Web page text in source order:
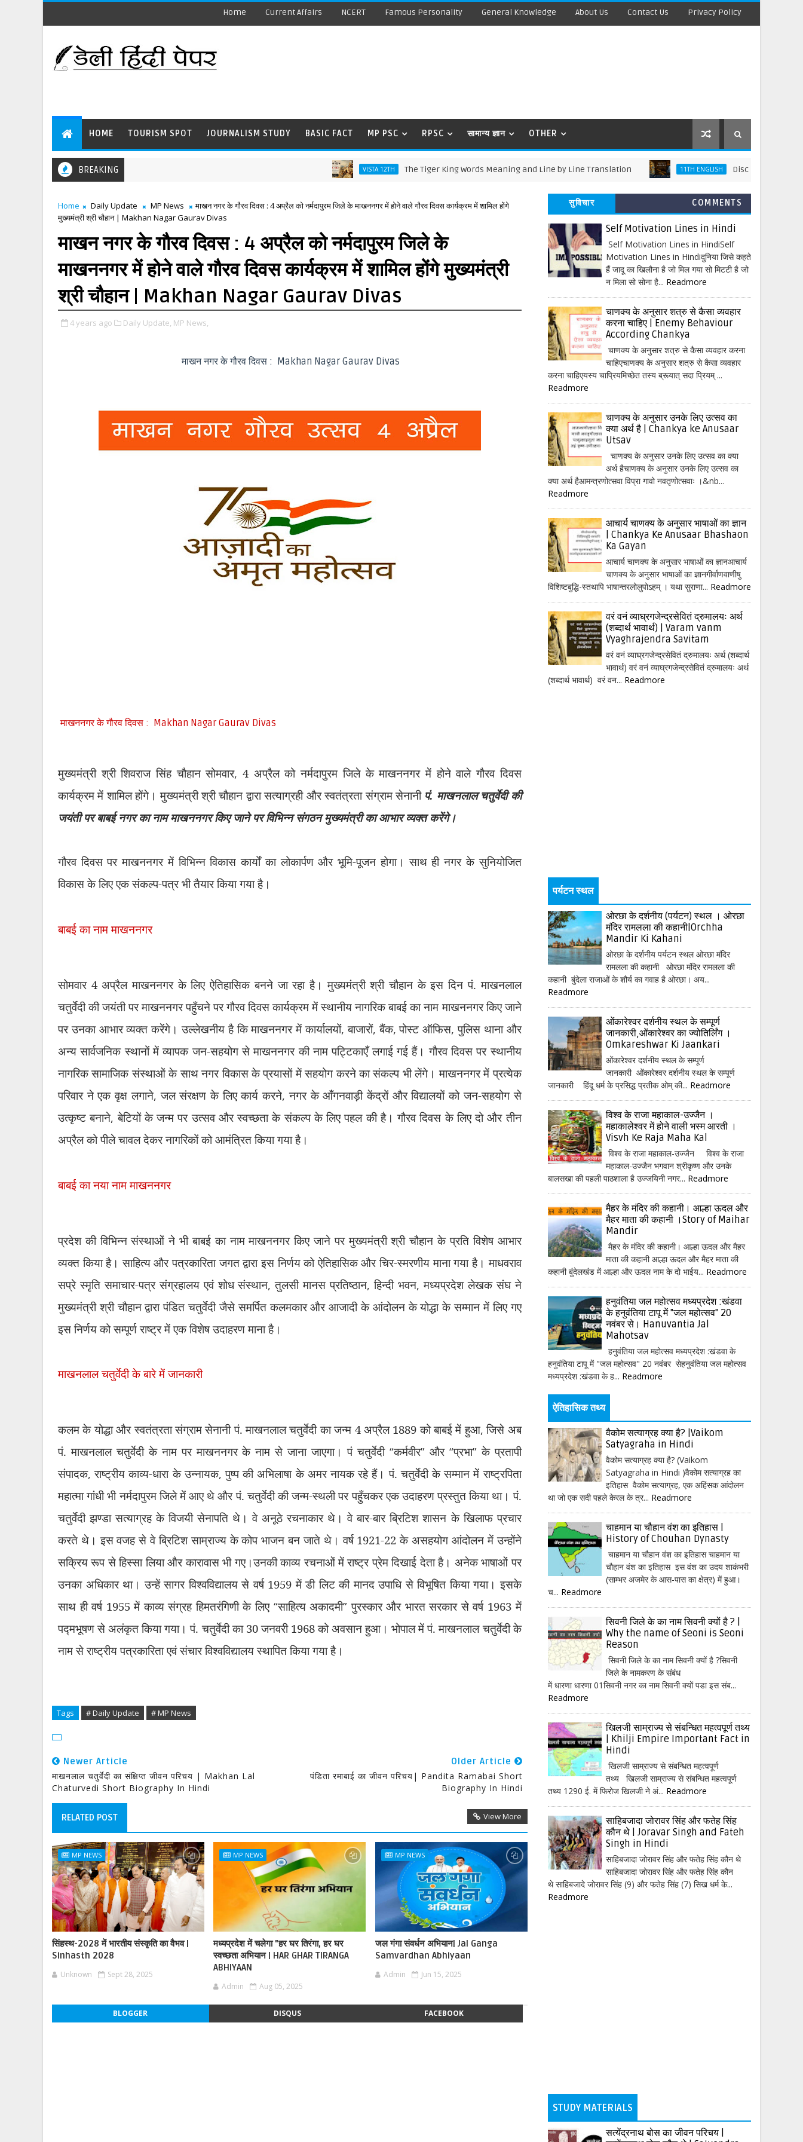
Home Current Affairs NCERT Famous Personality General Knowledge About Us Contact Us Privacy Policy
HOME TOURISM SPOT JOURNALISM STUDY BASIC FACT MP PSC RPSC सामान्य ज्ञान OTHER
BREAKING VISTA 12TH The Tiger King Words Meaning and Line by Line Translation 11TH ENGLISH Discovering Tut: The
Home Daily Update MP News
माखन नगर के गौरव दिवस : 4 अप्रैल को नर्मदापुरम जिले के माखननगर में होने वाले गौरव दिवस कार्यक्रम में शामिल होंगे
मुख्यमंत्री श्री चौहान | Makhan Nagar Gaurav Divas
माखन नगर के गौरव दिवस : 4 अप्रैल को नर्मदापुरम जिले के
माखननगर में होने वाले गौरव दिवस कार्यक्रम में शामिल होंगे मुख्यमंत्री
श्री चौहान | Makhan Nagar Gaurav Divas
4 years ago Daily Update, MP News,
माखन नगर के गौरव दिवस : Makhan Nagar Gaurav Divas
माखननगर के गौरव दिवस : Makhan Nagar Gaurav Divas
मुख्यमंत्री श्री शिवराज सिंह चौहान सोमवार,4 अप्रैल को नर्मदापुरम जिले के माखननगर में होने वाले गौरव दिवस
कार्यक्रम में शामिल होंगे। मुख्यमंत्री श्री चौहान द्वारा सत्याग्रही और स्वतंत्रता संग्राम सेनानी पं. माखनलाल चतुर्वेदी की
जयंती पर बाबई नगर का नाम माखननगर किए जाने पर विभिन्न संगठन मुख्यमंत्री का आभार व्यक्त करेंगे।
गौरव दिवस पर माखननगर में विभिन्न विकास कार्यों का लोकार्पण और भूमि-पूजन होगा। साथ ही नगर के सुनियोजित
विकास के लिए एक संकल्प-पत्र भी तैयार किया गया है।
बाबई का नाम माखननगर
सोमवार 4 अप्रैल माखननगर के लिए ऐतिहासिक बनने जा रहा है। मुख्यमंत्री श्री चौहान के इस दिन पं. माखनलाल
चतुर्वेदी की जयंती पर माखननगर पहुँचने पर गौरव दिवस कार्यक्रम में स्थानीय नागरिक बाबई का नाम माखननगर किए जाने
पर उनका आभार व्यक्त करेंगे। उल्लेखनीय है कि माखननगर में कार्यालयों,बाजारों,बैंक,पोस्ट ऑफिस,पुलिस थाना और
अन्य सार्वजनिक स्थानों में व्यापक जन-सहयोग से माखननगर की नाम पट्टिकाएँ लगाई गई हैं। गौरव दिवस पर स्थानीय
नागरिक सामाजिक संस्थाओं के साथ नगर विकास के प्रयासों में सहयोग करने का संकल्प भी लेंगे। माखननगर में प्रत्येक
परिवार ने एक वृक्ष लगाने,जल संरक्षण के लिए कार्य करने,नगर के आँगनवाड़ी केंद्रों और विद्यालयों को जन-सहयोग से
उत्कृष्ट बनाने,बेटियों के जन्म पर उत्सव और स्वच्छता के संकल्प के लिए पहल की है। गौरव दिवस के लिए दो और तीन
अप्रैल को पीले चावल देकर नागरिकों को आमंत्रित किया गया है।
बाबई का नया नाम माखननगर
प्रदेश की विभिन्न संस्थाओं ने भी बाबई का नाम माखननगर किए जाने पर मुख्यमंत्री श्री चौहान के प्रति विशेष आभार
व्यक्त किया है। साहित्य और पत्रकारिता जगत द्वारा इस निर्णय को ऐतिहासिक और चिर-स्मरणीय माना गया है। माधवराव
सप्रे स्मृति समाचार-पत्र संग्रहालय एवं शोध संस्थान,तुलसी मानस प्रतिष्ठान,हिन्दी भवन,मध्यप्रदेश लेखक संघ ने
मुख्यमंत्री श्री चौहान द्वारा पंडित चतुर्वेदी जैसे समर्पित कलमकार और आजादी के आंदोलन के योद्धा के सम्मान में लिए गए
इस निर्णय को सम्पूर्ण राष्ट्र में एक विशेष उदाहरण माना है।
माखनलाल चतुर्वेदी के बारे में जानकारी
कलम के योद्धा और स्वतंत्रता संग्राम सेनानी पं. माखनलाल चतुर्वेदी का जन्म 4 अप्रैल 1889 को बाबई में हुआ,जिसे अब
पं. माखनलाल चतुर्वेदी के नाम पर माखननगर के नाम से जाना जाएगा। पं चतुर्वेदी “कर्मवीर” और “प्रभा”के प्रतापी
संपादक,राष्ट्रीय काव्य-धारा के उन्नायक,पुष्प की अभिलाषा के अमर नायक रहे हैं। पं. चतुर्वेदी के सम्मान में राष्ट्रपिता
महात्मा गांधी भी नर्मदापुरम जिले में आए थे और पं. चतुर्वेदी की जन्म-स्थली पर पहुँचकर एक उदाहरण प्रस्तुत किया था। पं.
चतुर्वेदी झण्डा सत्याग्रह के विजयी सेनापति थे। वे अनूठे रचनाकार थे। वे बार-बार ब्रिटिश शासन के खिलाफ प्रचार
करते थे। इस वजह से वे ब्रिटिश साम्राज्य के कोप भाजन बन जाते थे। वर्ष 1921-22 के असहयोग आंदोलन में उन्होंने
सक्रिय रूप से हिस्सा लिया और कारावास भी गए।उनकी काव्य रचनाओं में राष्ट्र प्रेम दिखाई देता है। अनेक भाषाओं पर
उनका अधिकार था। उन्हें सागर विश्वविद्यालय से वर्ष 1959 में डी लिट की मानद उपाधि से विभूषित किया गया। इसके
साथ ही वर्ष 1955 में काव्य संग्रह हिमतरंगिणी के लिए “साहित्य अकादमी”पुरस्कार और भारत सरकार से वर्ष 1963 में
पद्मभूषण से अलंकृत किया गया। पं. चतुर्वेदी का 30 जनवरी 1968 को अवसान हुआ। भोपाल में पं. माखनलाल चतुर्वेदी के
नाम से राष्ट्रीय पत्रकारिता एवं संचार विश्वविद्यालय स्थापित किया गया है।
Tags # Daily Update # MP News
Newer Article
माखनलाल चतुर्वेदी का संक्षिप्त जीवन परिचय | Makhan Lal
Chaturvedi Short Biography In Hindi
Older Article
पंडिता रमाबाई का जीवन परिचय| Pandita Ramabai Short
Biography In Hindi
RELATED POST View More
MP NEWS
सिंहस्थ-2028 में भारतीय संस्कृति का वैभव |
Sinhasth 2028
Unknown Sept 28, 2025
MP NEWS
मध्यप्रदेश में चलेगा "हर घर तिरंगा, हर घर
स्वच्छता अभियान | HAR GHAR TIRANGA
ABHIYAAN
Admin Aug 05, 2025
MP NEWS
जल गंगा संवर्धन अभियान| Jal Ganga
Samvardhan Abhiyaan
Admin Jun 15, 2025
BLOGGER DISQUS FACEBOOK
सुविचार COMMENTS
Self Motivation Lines in Hindi
Self Motivation Lines in HindiSelf
Motivation Lines in Hindiदुनिया जिसे कहते
हैं जादू का खिलौना है जो मिल गया सो मिटटी है जो
न मिला सो सोना है... Readmore
चाणक्य के अनुसार शत्रु से कैसा व्यवहार
करना चाहिए | Enemy Behaviour
According Chankya
चाणक्य के अनुसार शत्रु से कैसा व्यवहार करना
चाहिएचाणक्य के अनुसार शत्रु से कैसा व्यवहार
करना चाहिएयस्य चाप्रियमिच्छेत तस्य ब्रूयात् सदा प्रियम् ...
Readmore
चाणक्य के अनुसार उनके लिए उत्सव का
क्या अर्थ है | Chankya ke Anusaar
Utsav
चाणक्य के अनुसार उनके लिए उत्सव का क्या
अर्थ हैचाणक्य के अनुसार उनके लिए उत्सव का
क्या अर्थ हैआमन्त्रणोत्सवा विप्रा गावो नवतृणोत्सवाः ।&nb...
Readmore
आचार्य चाणक्य के अनुसार भाषाओं का ज्ञान
| Chankya Ke Anusaar Bhashaon
Ka Gayan
आचार्य चाणक्य के अनुसार भाषाओं का ज्ञानआचार्य
चाणक्य के अनुसार भाषाओं का ज्ञानगीर्वाणवाणीषु
विशिष्टबुद्धि-स्तथापि भाषान्तरलोलुपोऽहम् । यथा सुराणा... Readmore
वरं वनं व्याघ्रगजेन्द्रसेवितं द्रुमालयः अर्थ
(शब्दार्थ भावार्थ) | Varam vanm
Vyaghrajendra Savitam
वरं वनं व्याघ्रगजेन्द्रसेवितं द्रुमालयः अर्थ (शब्दार्थ
भावार्थ) वरं वनं व्याघ्रगजेन्द्रसेवितं द्रुमालयः अर्थ
(शब्दार्थ भावार्थ) वरं वन... Readmore
पर्यटन स्थल
ओरछा के दर्शनीय (पर्यटन) स्थल । ओरछा
मंदिर रामलला की कहानी|Orchha
Mandir Ki Kahani
ओरछा के दर्शनीय पर्यटन स्थल ओरछा मंदिर
रामलला की कहानी ओरछा मंदिर रामलला की
कहानी बुंदेला राजाओं के शौर्य का गवाह है ओरछा। अय...
Readmore
ओंकारेश्वर दर्शनीय स्थल के सम्पूर्ण
जानकारी,ओंकारेश्वर का ज्योतिर्लिंग ।
Omkareshwar Ki Jaankari
ओंकारेश्वर दर्शनीय स्थल के सम्पूर्ण
जानकारी ओंकारेश्वर दर्शनीय स्थल के सम्पूर्ण
जानकारी हिंदू धर्म के प्रसिद्ध प्रतीक ओम् की... Readmore
विश्व के राजा महाकाल-उज्जैन ।
महाकालेश्वर में होने वाली भस्म आरती ।
Visvh Ke Raja Maha Kal
विश्व के राजा महाकाल-उज्जैन विश्व के राजा
महाकाल-उज्जैन भगवान श्रीकृष्ण और उनके
बालसखा की पहली पाठशाला है उज्जयिनी नगर... Readmore
मैहर के मंदिर की कहानी। आल्हा ऊदल और
मैहर माता की कहानी ।Story of Maihar
Mandir
मैहर के मंदिर की कहानी। आल्हा ऊदल और मैहर
माता की कहानी आल्हा ऊदल और मैहर माता की
कहानी बुंदेलखंड में आल्हा और ऊदल नाम के दो भाईय... Readmore
हनुवंतिया जल महोत्सव मध्यप्रदेश :खंडवा
के हनुवंतिया टापू में "जल महोत्सव" 20
नवंबर से। Hanuvantia Jal
Mahotsav
हनुवंतिया जल महोत्सव मध्यप्रदेश :खंडवा के
हनुवंतिया टापू में "जल महोत्सव" 20 नवंबर सेहनुवंतिया जल महोत्सव
मध्यप्रदेश :खंडवा के ह... Readmore
ऐतिहासिक तथ्य
वैकोम सत्याग्रह क्या है? |Vaikom
Satyagraha in Hindi
वैकोम सत्याग्रह क्या है? (Vaikom
Satyagraha in Hindi )वैकोम सत्याग्रह का
इतिहास वैकोम सत्याग्रह, एक अहिंसक आंदोलन
था जो एक सदी पहले केरल के त्र... Readmore
चाहमान या चौहान वंश का इतिहास |
History of Chouhan Dynasty
चाहमान या चौहान वंश का इतिहास चाहमान या
चौहान वंश का इतिहास इस वंश का उदय शाकंभरी
(साम्भर अजमेर के आस-पास का क्षेत्र) में हुआ।
च... Readmore
सिवनी जिले के का नाम सिवनी क्यों है ? |
Why the name of Seoni is Seoni
Reason
सिवनी जिले के का नाम सिवनी क्यों है ?सिवनी
जिले के नामकरण के संबंध
में धारणा धारणा 01सिवनी नगर का नाम सिवनी क्यों पडा इस संब...
Readmore
खिलजी साम्राज्य से संबन्धित महत्वपूर्ण तथ्य
| Khilji Empire Important Fact in
Hindi
खिलजी साम्राज्य से संबन्धित महत्वपूर्ण
तथ्य खिलजी साम्राज्य से संबन्धित महत्वपूर्ण
तथ्य 1290 ई. में फिरोज खिलजी ने अं... Readmore
साहिबजादा जोरावर सिंह और फतेह सिंह
कौन थे | Joravar Singh and Fateh
Singh in Hindi
साहिबजादा जोरावर सिंह और फतेह सिंह कौन थे
साहिबजादा जोरावर सिंह और फतेह सिंह कौन
थे साहिबजादे जोरावर सिंह (9) और फतेह सिंह (7) सिख धर्म के...
Readmore
STUDY MATERIALS
सत्येंद्रनाथ बोस का जीवन परिचय |